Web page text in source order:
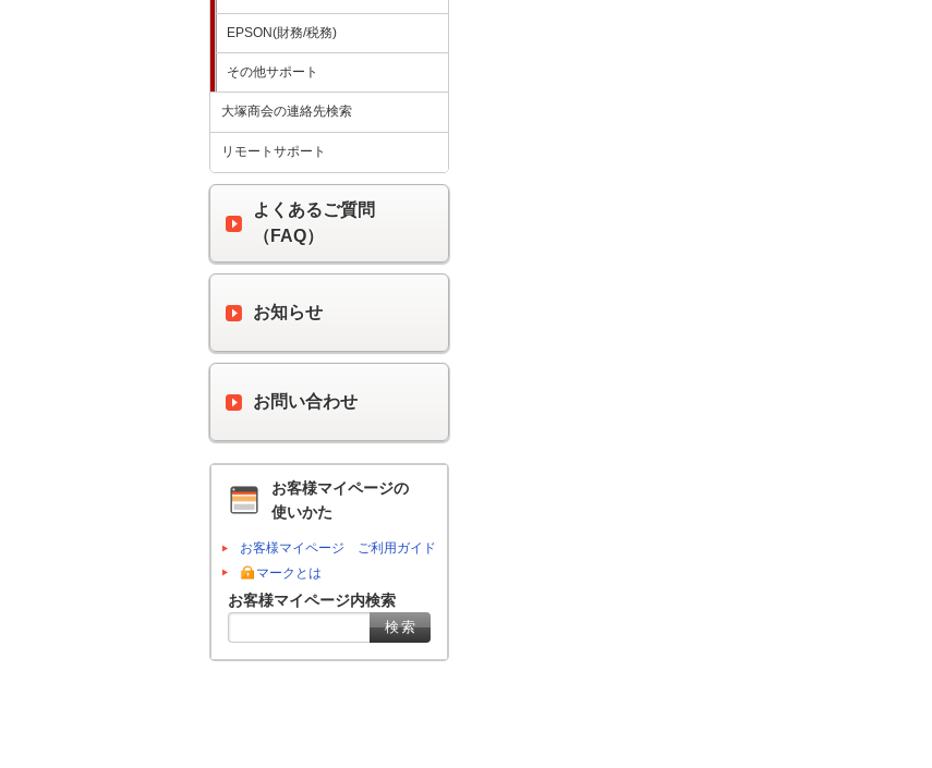
EPSON(財務/税務)
その他サポート
大塚商会の連絡先検索
リモートサポート
よくあるご質問
（FAQ）
お知らせ
お問い合わせ
お客様マイページの
使いかた
お客様マイページ ご利用ガイド
マークとは
お客様マイページ内検索